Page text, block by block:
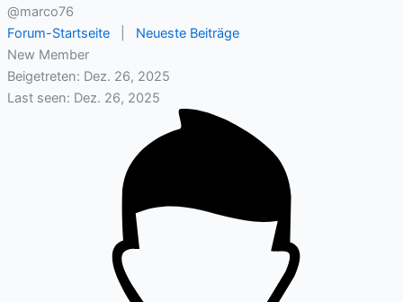
@marco76
Forum-Startseite| Neueste Beiträge
New Member
Beigetreten: Dez. 26, 2025
Last seen: Dez. 26, 2025